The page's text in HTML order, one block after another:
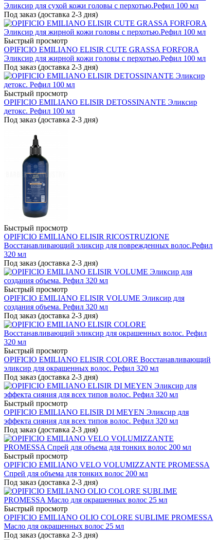
Эликсир для сухой кожи головы с перхотью.Рефил 100 мл
Под заказ (доставка 2-3 дня)
Быстрый просмотр
OPIFICIO EMILIANO ELISIR CUTE GRASSA FORFORA
Эликсир для жирной кожи головы с перхотью.Рефил 100 мл
Под заказ (доставка 2-3 дня)
Быстрый просмотр
OPIFICIO EMILIANO ELISIR DETOSSINANTE Эликсир
детокс. Рефил 100 мл
Под заказ (доставка 2-3 дня)
Быстрый просмотр
OPIFICIO EMILIANO ELISIR RICOSTRUZIONE
Восстанавливающий эликсир для поврежденных волос.Рефил
320 мл
Под заказ (доставка 2-3 дня)
Быстрый просмотр
OPIFICIO EMILIANO ELISIR VOLUME Эликсир для
создания объема. Рефил 320 мл
Под заказ (доставка 2-3 дня)
Быстрый просмотр
OPIFICIO EMILIANO ELISIR COLORE Восстанавливающий
эликсир для окрашенных волос. Рефил 320 мл
Под заказ (доставка 2-3 дня)
Быстрый просмотр
OPIFICIO EMILIANO ELISIR DI MEYEN Эликсир для
эффекта сияния для всех типов волос. Рефил 320 мл
Под заказ (доставка 2-3 дня)
Быстрый просмотр
OPIFICIO EMILIANO VELO VOLUMIZZANTE PROMESSA
Спрей для объема для тонких волос 200 мл
Под заказ (доставка 2-3 дня)
Быстрый просмотр
OPIFICIO EMILIANO OLIO COLORE SUBLIME PROMESSA
Масло для окрашенных волос 25 мл
Под заказ (доставка 2-3 дня)